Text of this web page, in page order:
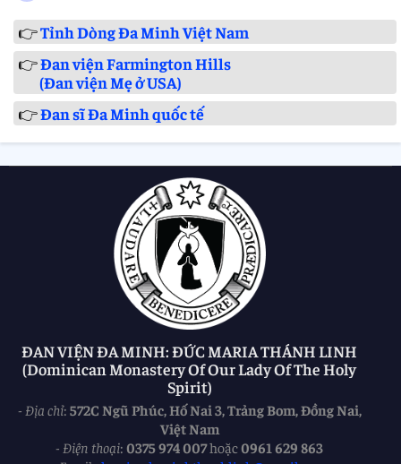
👉Tỉnh Dòng Đa Minh Việt Nam
👉Đan viện Farmington Hills
(Đan viện Mẹ ở USA)
👉Đan sĩ Đa Minh quốc tế
ĐAN VIỆN ĐA MINH: ĐỨC MARIA THÁNH LINH
(Dominican Monastery Of Our Lady Of The Holy
Spirit)
- Địa chỉ: 572C Ngũ Phúc, Hố Nai 3, Trảng Bom, Đồng Nai,
Việt Nam
- Điện thoại: 0375 974 007hoặc0961 629 863